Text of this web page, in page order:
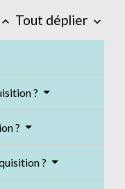
keyboard_arrow_up Tout déplier keyboard_arrow_down
?
?
?